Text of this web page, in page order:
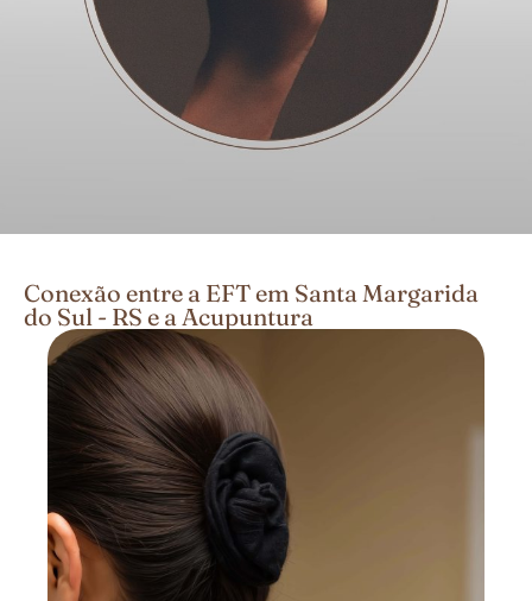
Conexão entre a EFT em Santa Margarida
do Sul - RS e a Acupuntura